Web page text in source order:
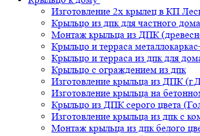
Изготовление 2х крылец в КП
Крыльцо из дпк для частного
Монтаж крыльца из ДПК
Крыльцо и терраса
Крыльцо и терраса из дпк для
Крыльцо с ограждением из дпк
Изготовление крыльца из ДПК
Изготовление крыльца на
Крыльцо из ДПК серого цвета
Изготовление крыльца из дпк с
Монтаж крыльца из дпк белого